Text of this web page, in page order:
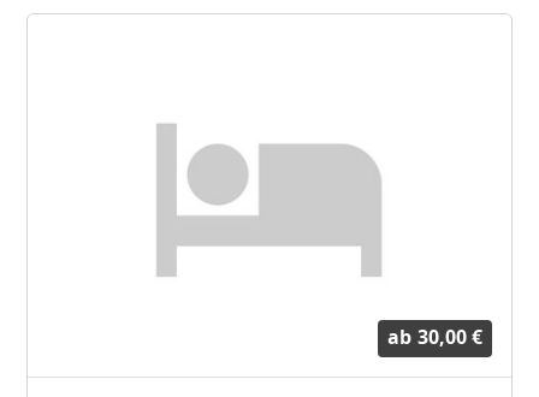
ab 30,00 €